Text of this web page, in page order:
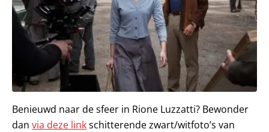
Benieuwd naar de sfeer in Rione Luzzatti? Bewonder
dan via deze linkschitterende zwart/witfoto’s van